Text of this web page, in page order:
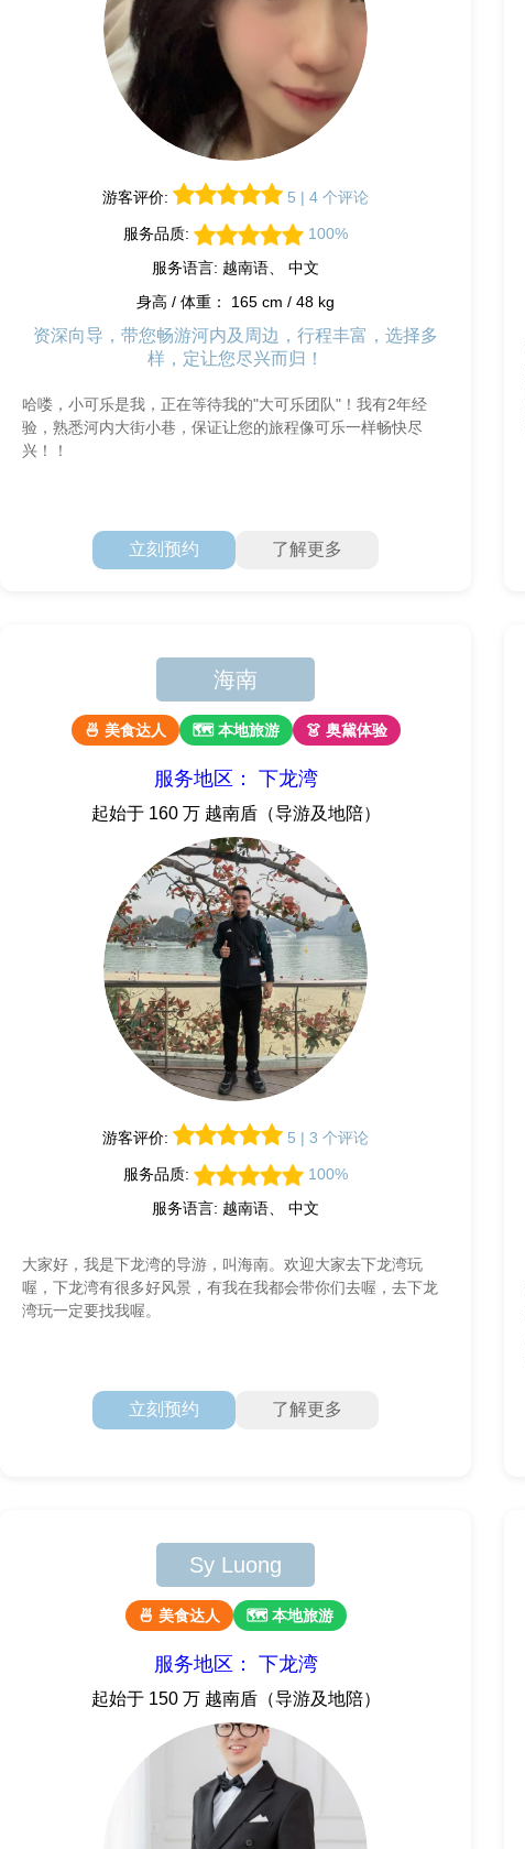
游客评价: 5 | 4 个评论
服务品质:
100%
服务语言: 越南语、 中文
身高 / 体重： 165 cm / 48 kg
资深向导，带您畅游河内及周边，行程丰富，选择多
样，定让您尽兴而归！
哈喽，小可乐是我，正在等待我的"大可乐团队"！我有2年经
验，熟悉河内大街小巷，保证让您的旅程像可乐一样畅快尽
兴！！
立刻预约 了解更多
海南
🍜 美食达人 🗺 本地旅游 👗 奥黛体验
服务地区： 下龙湾
起始于 160 万 越南盾（导游及地陪）
游客评价: 5 | 3 个评论
服务品质:
100%
服务语言: 越南语、 中文
大家好，我是下龙湾的导游，叫海南。欢迎大家去下龙湾玩
喔，下龙湾有很多好风景，有我在我都会带你们去喔，去下龙
湾玩一定要找我喔。
立刻预约 了解更多
Sy Luong
🍜 美食达人 🗺 本地旅游
服务地区： 下龙湾
起始于 150 万 越南盾（导游及地陪）